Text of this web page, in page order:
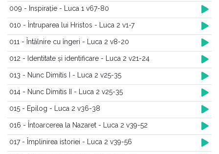
009 - Inspirație - Luca 1 v67-80
010 - Întruparea lui Hristos - Luca 2 v1-7
011 - Întâlnire cu îngeri - Luca 2 v8-20
012 - Identitate și identificare - Luca 2 v21-24
013 - Nunc Dimitis I - Luca 2 v25-35
014 - Nunc Dimitis II - Luca 2 v25-35
015 - Epilog - Luca 2 v36-38
016 - Întoarcerea la Nazaret - Luca 2 v39-52
017 - Împlinirea istoriei - Luca 2 v39-56